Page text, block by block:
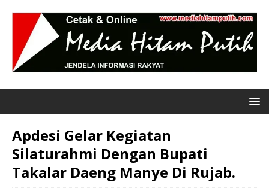
Apdesi Gelar Kegiatan
Silaturahmi Dengan Bupati
Takalar Daeng Manye Di Rujab.